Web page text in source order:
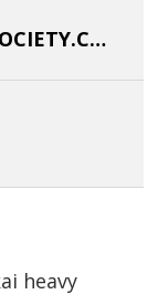
HTTP://WWW.BLACKLABELSOCIETY.COM/
heavy